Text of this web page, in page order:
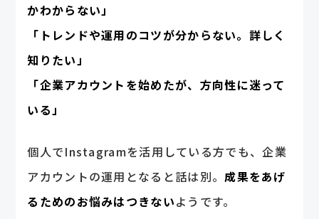
かわからない」
「トレンドや運用のコツが分からない。詳しく
知りたい」
「企業アカウントを始めたが、方向性に迷って
いる」
個人でInstagramを活用している方でも、企業
アカウントの運用となると話は別。 成果をあげ
るためのお悩みはつきないようです。